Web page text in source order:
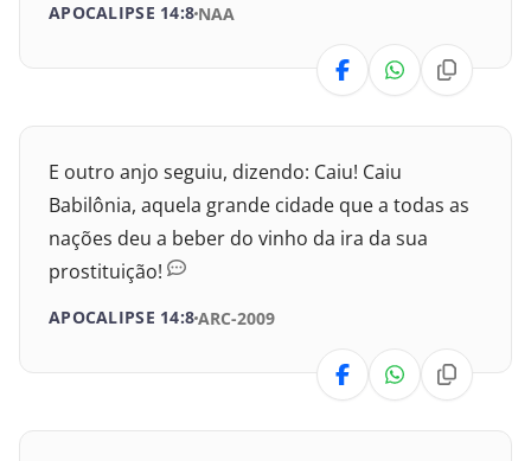
Ester
Jó
Salmos
APOCALIPSE 14:8NAA
E outro anjo seguiu, dizendo: Caiu! Caiu
Babilônia, aquela grande cidade que a todas as
nações deu a beber do vinho da ira da sua
prostituição!
APOCALIPSE 14:8ARC-2009